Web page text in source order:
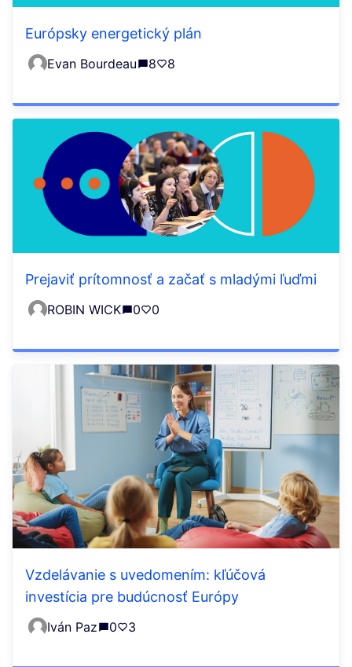
Európsky energetický plán
Evan Bourdeau 8 8
Prejaviť prítomnosť a začať s mladými ľuďmi
ROBIN WICK 0 0
Vzdelávanie s uvedomením: kľúčová
investícia pre budúcnosť Európy
Iván Paz 0 3